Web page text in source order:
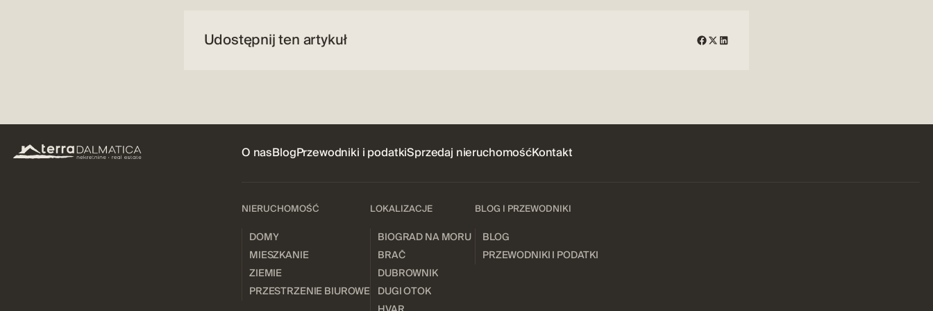
Udostępnij ten artykuł
O nasBlogPrzewodniki i podatkiSprzedaj nieruchomośćKontakt
NIERUCHOMOŚĆ
DOMY
MIESZKANIE
ZIEMIE
PRZESTRZENIE BIUROWE
LOKALIZACJE
BIOGRAD NA MORU
BRAČ
DUBROWNIK
DUGI OTOK
BLOG I PRZEWODNIKI
BLOG
PRZEWODNIKI I PODATKI